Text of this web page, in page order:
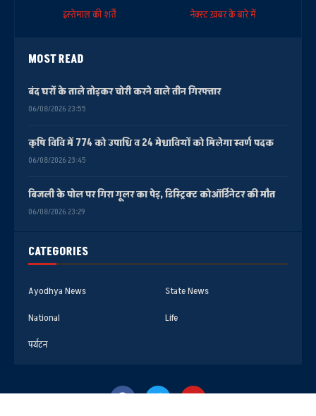
CATEGORIES
Ayodhya News
State News
National
Life
पर्यटन
इस्तेमाल की शर्तें
नेक्स्ट ख़बर के बारे में
MOST READ
बंद घरों के ताले तोड़कर चोरी करने वाले तीन गिरफ्तार
06/08/2026 23:55
कृषि विवि में 774 को उपाधि व 24 मेधावियों को मिलेगा स्वर्ण पदक
06/08/2026 23:45
बिजली के पोल पर गिरा गूलर का पेड़, डिस्ट्रिक्ट कोऑर्डिनेटर की मौत
06/08/2026 23:29